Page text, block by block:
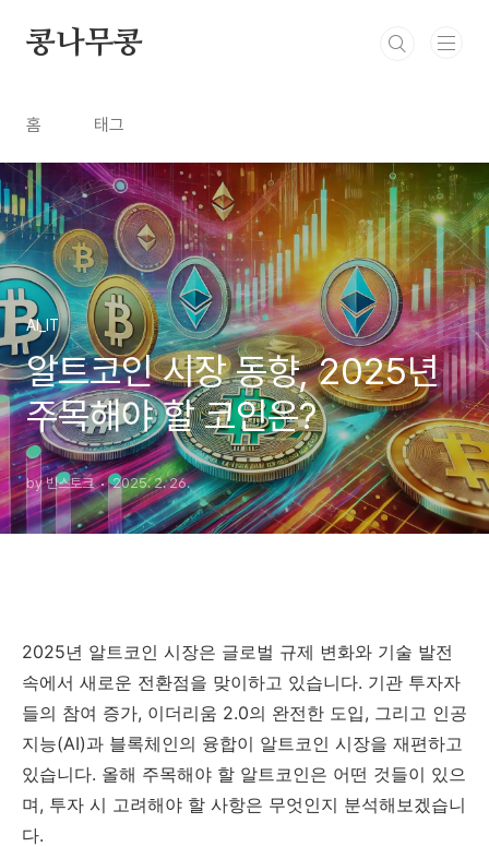
콩나무콩
홈 태그
AI_IT
알트코인 시장 동향, 2025년
주목해야 할 코인은?
by 빈스토크 2025. 2. 26.
2025년 알트코인 시장은 글로벌 규제 변화와 기술 발전
속에서 새로운 전환점을 맞이하고 있습니다. 기관 투자자
들의 참여 증가, 이더리움 2.0의 완전한 도입, 그리고 인공
지능(AI)과 블록체인의 융합이 알트코인 시장을 재편하고
있습니다. 올해 주목해야 할 알트코인은 어떤 것들이 있으
며, 투자 시 고려해야 할 사항은 무엇인지 분석해보겠습니
다.